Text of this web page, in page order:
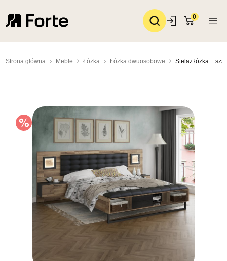
0
Strona główna Meble Łóżka Łóżka dwuosobowe Stelaż łóżka +